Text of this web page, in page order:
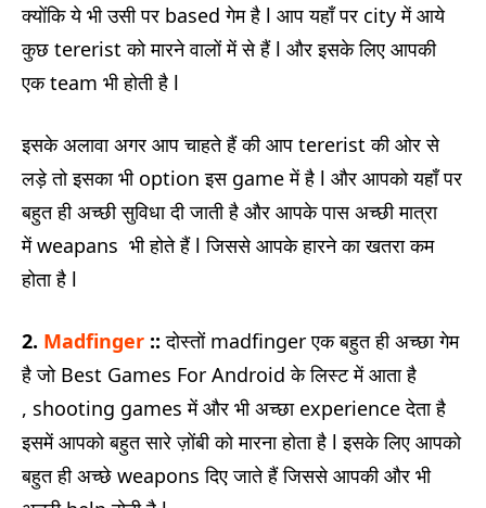
क्योंकि ये भी उसी पर based गेम है l आप यहाँ पर city में आये
कुछ tererist को मारने वालों में से हैं l और इसके लिए आपकी
एक team भी होती है l
इसके अलावा अगर आप चाहते हैं की आप tererist की ओर से
लड़े तो इसका भी option इस game में है l और आपको यहाँ पर
बहुत ही अच्छी सुविधा दी जाती है और आपके पास अच्छी मात्रा
में weapans भी होते हैं l जिससे आपके हारने का खतरा कम
होता है l
2. Madfinger ::दोस्तों madfinger एक बहुत ही अच्छा गेम
है जो Best Games For Android के लिस्ट में आता है
, shooting games में और भी अच्छा experience देता है
इसमें आपको बहुत सारे ज़ोंबी को मारना होता है l इसके लिए आपको
बहुत ही अच्छे weapons दिए जाते हैं जिससे आपकी और भी